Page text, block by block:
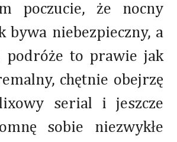
poczucie, że nocny
bywa niebezpieczny, a
podróże to prawie jak
chętnie obejrzę
serial i jeszcze
sobie niezwykłe